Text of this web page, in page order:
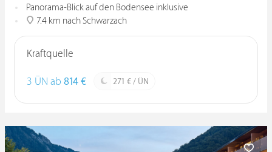
Panorama-Blick auf den Bodensee inklusive
7.4 km nach Schwarzach
Kraftquelle
3 ÜN ab 814 € 271 € / ÜN